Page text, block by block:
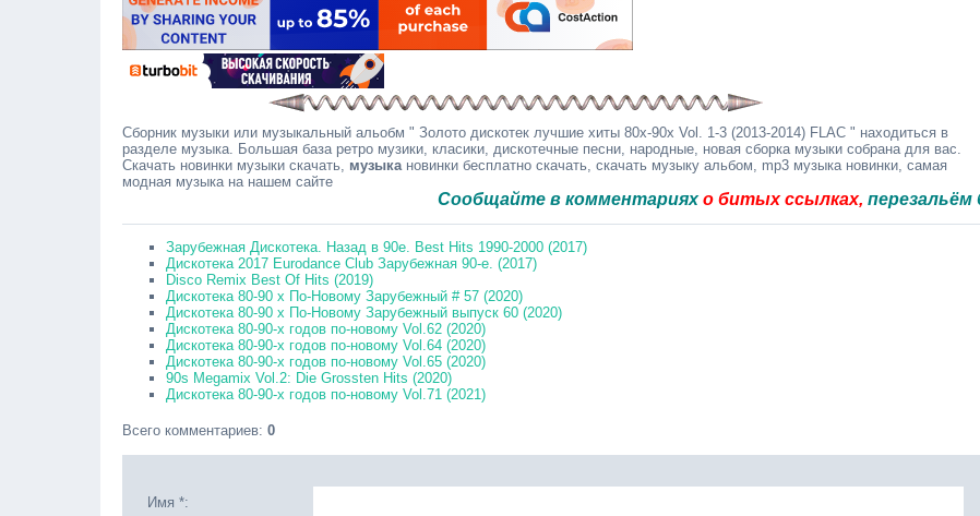
Сборник музыки или музыкальный альобм " Зoлoтo диcкoтeк лyчшиe xиты 80x-90x Vol. 1-3 (2013-2014) FLAC " находиться в
разделе музыка. Большая база ретро музики, класики, дискотечные песни, народные, новая сборка музыки собрана для вас.
Скачать новинки музыки скачать, музыкановинки бесплатно скачать, скачать музыку альбом, mp3 музыка новинки, самая
модная музыка на нашем сайте
Сообщайте в комментарияхо битых ссылках,перезальём быстро.
Зарубежная Дискотека. Назад в 90е. Best Hits 1990-2000 (2017)
Дискотека 2017 Eurodance Club Зарубежная 90-е. (2017)
Disco Remix Best Of Hits (2019)
Дискотека 80-90 х По-Новому Зарубежный # 57 (2020)
Дискотека 80-90 х По-Новому Зарубежный выпуск 60 (2020)
Дискотека 80-90-х годов по-новому Vol.62 (2020)
Дискотека 80-90-х годов по-новому Vol.64 (2020)
Дискотека 80-90-х годов по-новому Vol.65 (2020)
90s Megamix Vol.2: Die Grossten Hits (2020)
Дискотека 80-90-х годов по-новому Vol.71 (2021)
Всего комментариев: 0
Имя *: